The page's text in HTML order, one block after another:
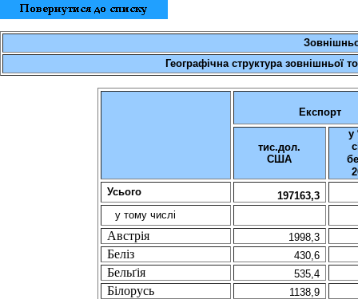
З
Географічна структура зовнішньої
Експорт
тис.дол.
США
у
Усього
197163,3
у тому числі
Австрiя 1998,3
Белiз 430,6
Бельґiя 535,4
Бiлорусь 1138,9